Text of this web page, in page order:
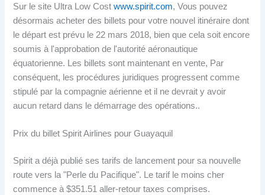
Sur le site Ultra Low Costwww.spirit.com, Vous pouvez
désormais acheter des billets pour votre nouvel itinéraire dont
le départ est prévu le 22 mars 2018, bien que cela soit encore
soumis à l'approbation de l'autorité aéronautique
équatorienne. Les billets sont maintenant en vente, Par
conséquent, les procédures juridiques progressent comme
stipulé par la compagnie aérienne et il ne devrait y avoir
aucun retard dans le démarrage des opérations..
Prix ​​​​du billet Spirit Airlines pour Guayaquil
Spirit a déjà publié ses tarifs de lancement pour sa nouvelle
route vers la "Perle du Pacifique". Le tarif le moins cher
commence à $351.51 aller-retour taxes comprises.